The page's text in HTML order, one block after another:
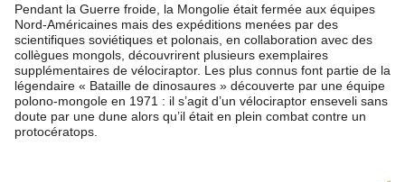
Pendant la Guerre froide, la Mongolie était fermée aux équipes
Nord-Américaines mais des expéditions menées par des
scientifiques soviétiques et polonais, en collaboration avec des
collègues mongols, découvrirent plusieurs exemplaires
supplémentaires de vélociraptor. Les plus connus font partie de la
légendaire « Bataille de dinosaures » découverte par une équipe
polono-mongole en 1971 : il s’agit d’un vélociraptor enseveli sans
doute par une dune alors qu’il était en plein combat contre un
protocératops.